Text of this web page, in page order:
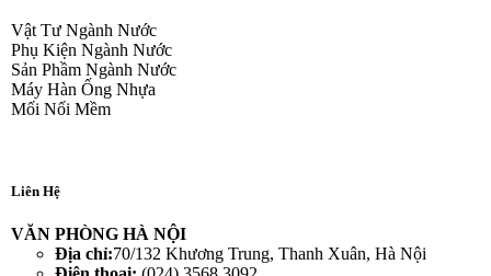
Vật Tư Ngành Nước
Phụ Kiện Ngành Nước
Sản Phầm Ngành Nước
Máy Hàn Ống Nhựa
Mối Nối Mềm
Liên Hệ
VĂN PHÒNG HÀ NỘI
Địa chỉ:70/132 Khương Trung, Thanh Xuân, Hà Nội